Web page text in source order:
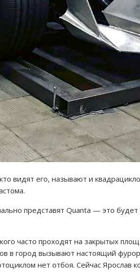
видят его, называют и
представят Quanta — это будет
часто проходят на закрытых
в город вызывают настоящий
нет отбоя. Сейчас Ярослав